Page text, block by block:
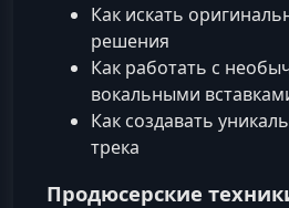
Как искать
решения
Как работать с
вокальными
Как создавать
трека
Продюсерские